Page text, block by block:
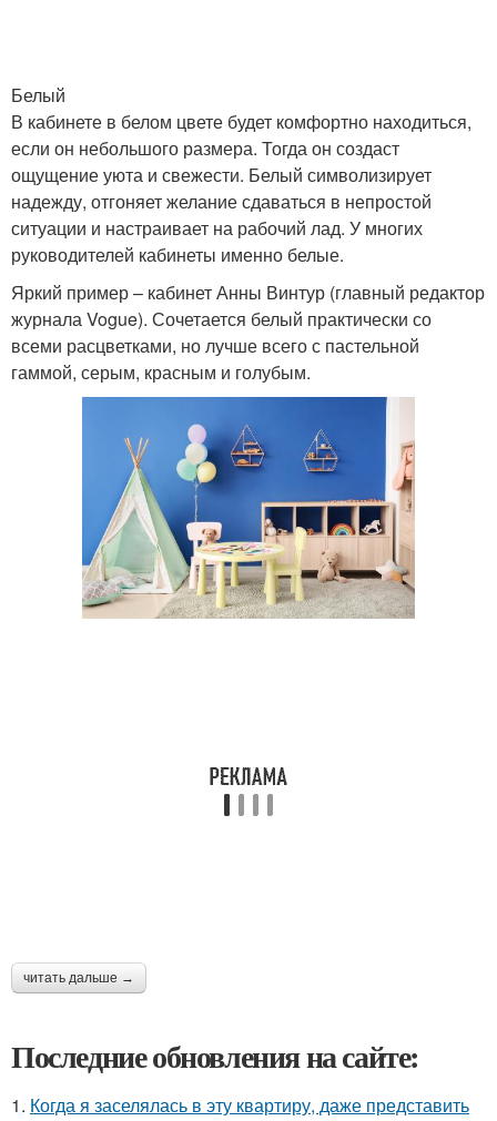
Белый
В кабинете в белом цвете будет комфортно находиться,
если он небольшого размера. Тогда он создаст
ощущение уюта и свежести. Белый символизирует
надежду, отгоняет желание сдаваться в непростой
ситуации и настраивает на рабочий лад. У многих
руководителей кабинеты именно белые.
Яркий пример – кабинет Анны Винтур (главный редактор
журнала Vogue). Сочетается белый практически со
всеми расцветками, но лучше всего с пастельной
гаммой, серым, красным и голубым.
читать дальше →
Последние обновления на сайте:
1. Когда я заселялась в эту квартиру, даже представить